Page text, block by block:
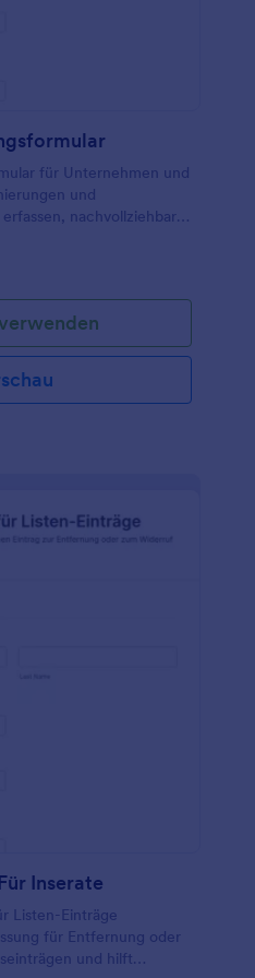
für Unternehmen und
und
nachvollziehbar
Jotform verwalten
Inserate
Listen-Einträge
für Entfernung oder
und hilft